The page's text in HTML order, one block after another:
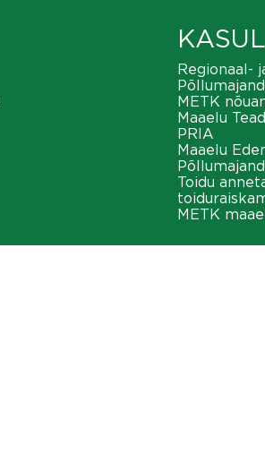
Regionaal-
METK
Maaelu
PRIA
Maaelu
Toidu
METK